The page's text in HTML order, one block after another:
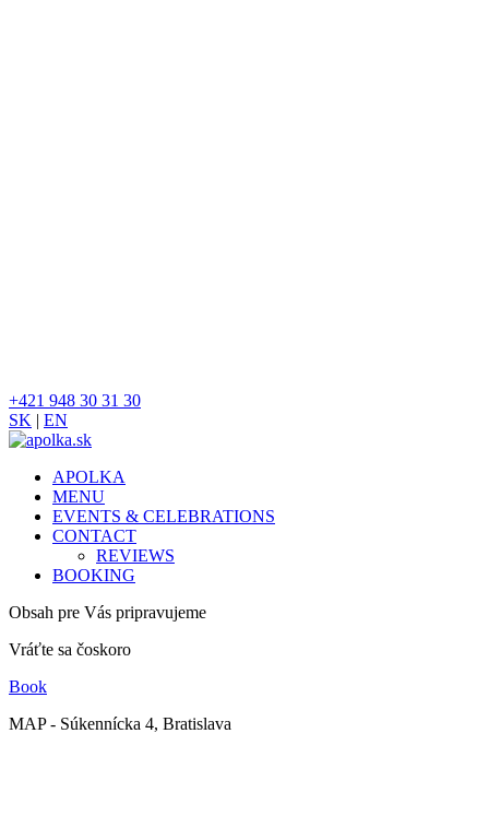
+421 948 30 31 30
SK | EN
APOLKA
MENU
EVENTS & CELEBRATIONS
CONTACT
REVIEWS
BOOKING
Obsah pre Vás pripravujeme
Vráťte sa čoskoro
Book
MAP - Súkennícka 4, Bratislava